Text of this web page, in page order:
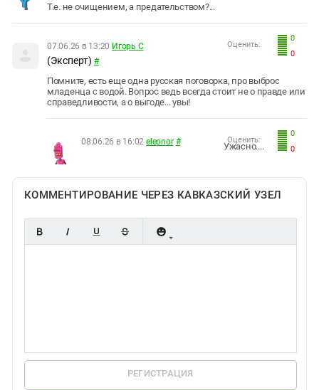
Т.е. не очищением, а предательством?...
0
0
Оценить:
07.06.26 в 13:20 Игорь С
(Эксперт) #
Помните, есть еще одна русская поговорка, про выброс
младенца с водой. Вопрос ведь всегда стоит не о правде или
справедливости, а о выгоде... увы!
0
0
Оценить:
08.06.26 в 16:02 eleonor # Ужасно....
КОММЕНТИРОВАНИЕ ЧЕРЕЗ КАВКАЗСКИЙ УЗЕЛ
РЕГИСТРАЦИЯ